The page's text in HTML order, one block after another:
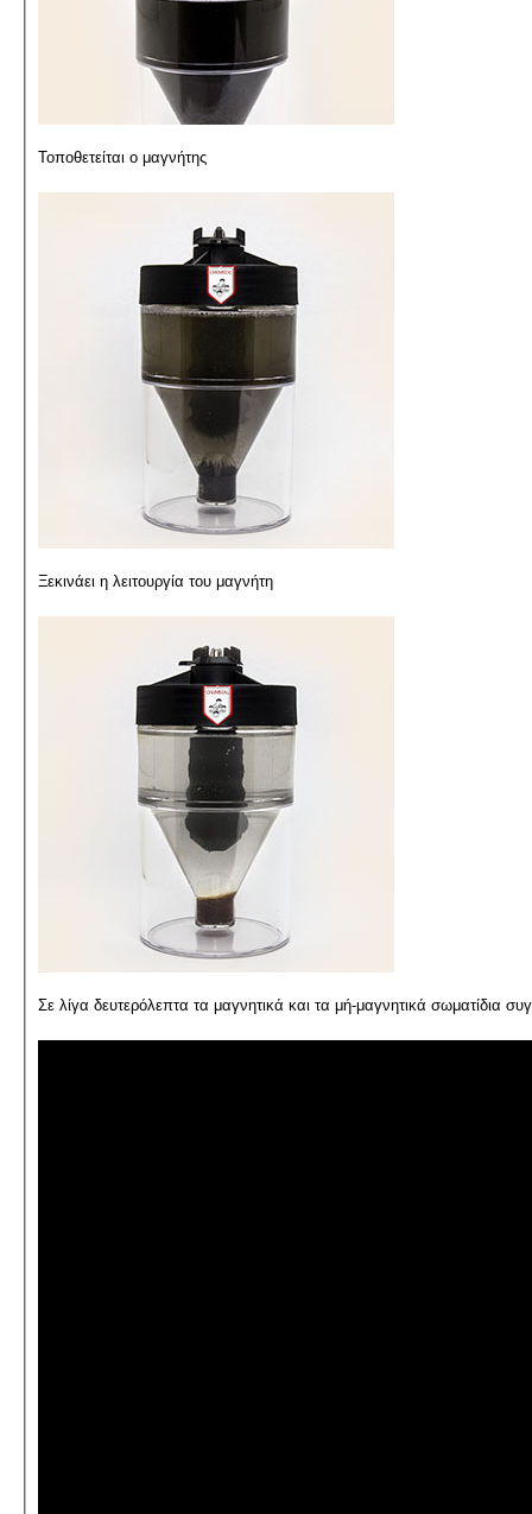
Τοποθετείται ο μαγνήτης
Ξεκινάει η λειτουργία του μαγνήτη
Σε λίγα δευτερόλεπτα τα μαγνητικά και τα μή-μαγνητικά σωματίδια